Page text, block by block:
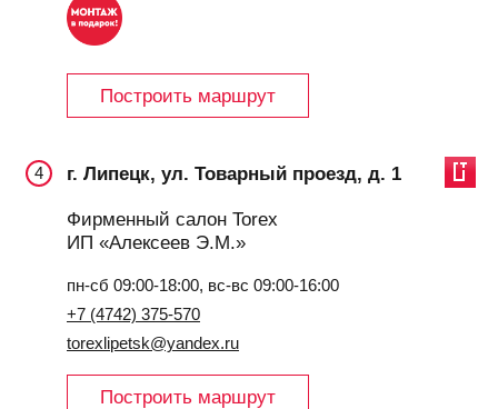
Построить маршрут
4 г. Липецк, ул. Товарный проезд, д. 1
Фирменный салон Torex
ИП «Алексеев Э.М.»
пн-сб 09:00-18:00, вс-вс 09:00-16:00
+7 (4742) 375-570
torexlipetsk@yandex.ru
Построить маршрут